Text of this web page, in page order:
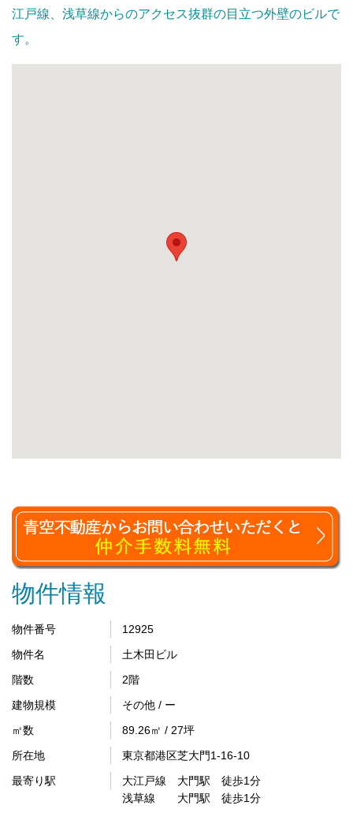
江戸線、浅草線からのアクセス抜群の目立つ外壁のビルで
す。
物件情報
物件番号
12925
物件名
土木田ビル
階数
2階
建物規模
その他 / ー
㎡数
89.26㎡ / 27坪
所在地
東京都港区芝大門1-16-10
最寄り駅
大江戸線 大門駅 徒歩1分
浅草線 大門駅 徒歩1分